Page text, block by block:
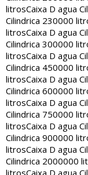
litrosCaixa D agua
Cilindrica 230000
litrosCaixa D agua
Cilindrica 300000
litrosCaixa D agua
Cilindrica 450000
litrosCaixa D agua
Cilindrica 600000
litrosCaixa D agua
Cilindrica 750000
litrosCaixa D agua
Cilindrica 900000
litrosCaixa D agua
Cilindrica 2000000